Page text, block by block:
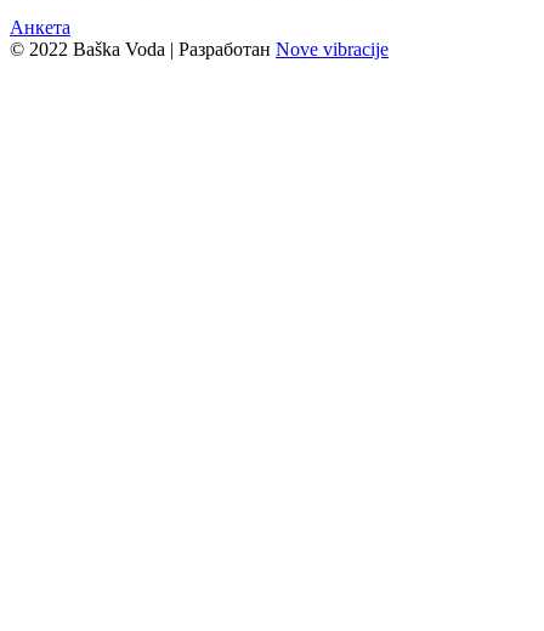
Анкета
© 2022 Baška Voda | Разработан Nove vibracije